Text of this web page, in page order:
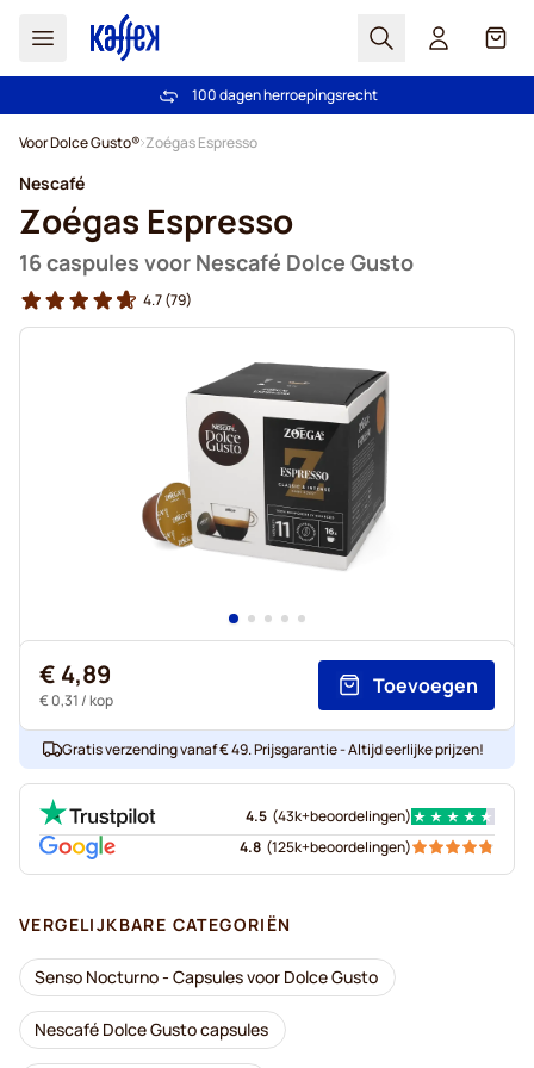
Zoek Cart
Gratis verzending vanaf € 49
100 dagen herroepingsrecht
Voor Dolce Gusto® Zoégas Espresso
Nescafé
Zoégas Espresso
16 caspules voor Nescafé Dolce Gusto
4.7(79)
€ 4,89
€ 0,31 / kop
Toevoegen
Gratis verzending vanaf € 49. Prijsgarantie - Altijd eerlijke prijzen!
4.5 (43k+beoordelingen)
4.8 (125k+beoordelingen)
VERGELIJKBARE CATEGORIËN
Senso Nocturno - Capsules voor Dolce Gusto
Nescafé Dolce Gusto capsules